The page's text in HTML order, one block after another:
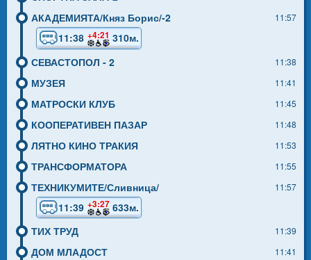
АКАДЕМИЯТА/Княз Борис/-2 11:57
11:38 +4:21 310м.
СЕВАСТОПОЛ - 2
11:38
МУЗЕЯ 11:41
МАТРОСКИ КЛУБ 11:45
КООПЕРАТИВЕН ПАЗАР 11:48
ЛЯТНО КИНО ТРАКИЯ 11:53
ТРАНСФОРМАТОРА 11:55
ТЕХНИКУМИТЕ/Сливница/ 11:57
11:39 +3:27 633м.
ТИХ ТРУД
11:39
ДОМ МЛАДОСТ 11:41